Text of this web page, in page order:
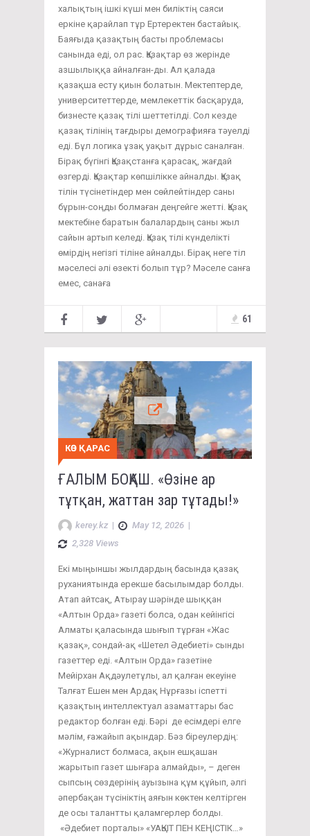
халықтың ішкі күші мен биліктің саяси
еркіне қарайлап тұр Ертеректен бастайық.
Баяғыда қазақтың басты проблемасы
санында еді, ол рас. Қазақтар өз жерінде
азшылыққа айналған-ды. Ал қалада
қазақша есту қиын болатын. Мектептерде,
университеттерде, мемлекеттік басқаруда,
бизнесте қазақ тілі шеттетілді. Сол кезде
қазақ тілінің тағдыры демографияға тәуелді
еді. Бұл логика ұзақ уақыт дұрыс саналған.
Бірақ бүгінгі Қазақстанға қарасақ, жағдай
өзгерді. Қазақтар көпшілікке айналды. Қазақ
тілін түсінетіндер мен сөйлейтіндер саны
бұрын-соңды болмаған деңгейге жетті. Қазақ
мектебіне баратын балалардың саны жыл
сайын артып келеді. Қазақ тілі күнделікті
өмірдің негізгі тіліне айналды. Бірақ неге тіл
мәселесі әлі өзекті болып тұр? Мәселе санға
емес, санаға
61
КӨЗ ҚАРАС
ҒАЛЫМ БОҚАШ. «Өзіне ар
тұтқан, жаттан зар тұтады!»
kerey.kz | May 12, 2026 |
2,328 Views
Екі мыңыншы жылдардың басында қазақ
руханиятында ерекше басылымдар болды.
Атап айтсақ, Атырау шәрінде шыққан
«Алтын Орда» газеті болса, одан кейінгісі
Алматы қаласында шығып тұрған «Жас
қазақ», сондай-ақ «Шетел Әдебиеті» сынды
газеттер еді. «Алтын Орда» газетіне
Мейірхан Ақдәулетұлы, ал қалған екеуіне
Талғат Ешен мен Ардақ Нұрғазы іспетті
қазақтың интеллектуал азаматтары бас
редактор болған еді. Бәрі де есімдері елге
мәлім, ғажайып ақындар. Бәз біреулердің:
«Журналист болмаса, ақын ешқашан
жарытып газет шығара алмайды», – деген
сыпсың сөздерінің ауызына құм құйып, әлгі
әпербақан түсініктің аяғын көктен келтірген
де осы талантты қаламгерлер болды.
«Әдебиет порталы» «УАҚЫТ ПЕН КЕҢІСТІК…»